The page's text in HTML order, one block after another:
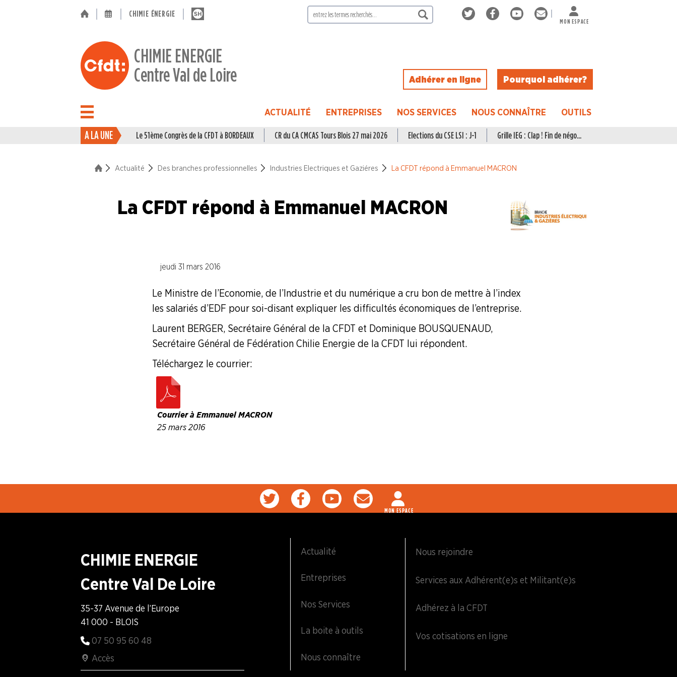
CHIMIE ÉNERGIE
MON ESPACE
CHIMIE ENERGIE
Centre Val de Loire
Adhérer en ligne Pourquoi adhérer ?
ACTUALITÉ
La vie du Syndicat
Industries Electriques et Gaziéres
Industries du Papier Carton
Industries du Pétrole
Industries de la Plasturgie
Industries Pharmaceutiques
Industries du Verre
COVID 19
Les extraits du CFDT magazine
ENTREPRISES
NOS
SERVICES
ACTUALITÉ ENTREPRISES NOS SERVICES NOUS CONNAÎTRE OUTILS
A LA UNE Le 51ème Congrès de la CFDT à BORDEAUX CR du CA CMCAS Tours Blois 27 mai 2026 Elections du CSE LSI : J-1 Grille IEG : Clap ! Fin de négo...
Actualité Des branches professionnelles Industries Electriques et Gaziéres La CFDT répond à Emmanuel MACRON
La CFDT répond à Emmanuel MACRON
jeudi 31 mars 2016
Le Ministre de l’Economie, de l’Industrie et du numérique a cru bon de mettre à l’index
les salariés d’EDF pour soi-disant expliquer les difficultés économiques de l’entreprise.
Laurent BERGER, Secrétaire Général de la CFDT et Dominique BOUSQUENAUD,
Secrétaire Général de Fédération Chilie Energie de la CFDT lui répondent.
Téléchargez le courrier :
Courrier à Emmanuel MACRON
25 mars 2016
MON ESPACE
CHIMIE ENERGIE
Centre Val De Loire
35-37 Avenue de l’Europe
41 000 - BLOIS
07 50 95 60 48
Accès
Actualité
Entreprises
Nos Services
La boite à outils
Nous connaître
Nous rejoindre
Services aux Adhérent(e)s et Militant(e)s
Adhérez à la CFDT
Vos cotisations en ligne